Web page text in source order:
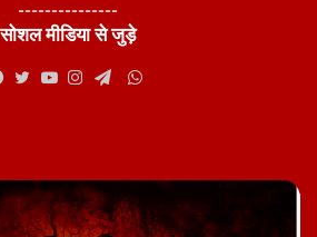
---------------
सोशल मीडिया से जुड़े
WhatsApp